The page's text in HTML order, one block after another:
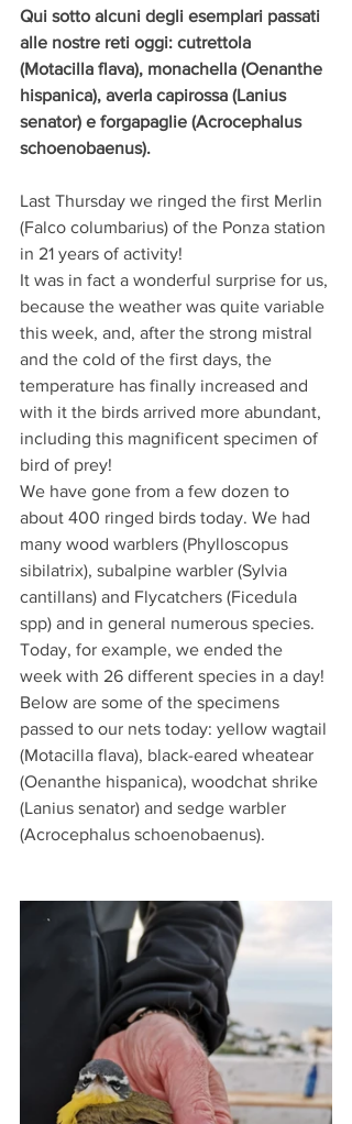
Qui sotto alcuni degli esemplari passati
alle nostre reti oggi: cutrettola
(Motacilla flava), monachella (Oenanthe
hispanica), averla capirossa (Lanius
senator) e forgapaglie (Acrocephalus
schoenobaenus).
Last Thursday we ringed the first Merlin
(Falco columbarius) of the Ponza station
in 21 years of activity!
It was in fact a wonderful surprise for us,
because the weather was quite variable
this week, and, after the strong mistral
and the cold of the first days, the
temperature has finally increased and
with it the birds arrived more abundant,
including this magnificent specimen of
bird of prey!
We have gone from a few dozen to
about 400 ringed birds today. We had
many wood warblers (Phylloscopus
sibilatrix), subalpine warbler (Sylvia
cantillans) and Flycatchers (Ficedula
spp) and in general numerous species.
Today, for example, we ended the
week with 26 different species in a day!
Below are some of the specimens
passed to our nets today: yellow wagtail
(Motacilla flava), black-eared wheatear
(Oenanthe hispanica), woodchat shrike
(Lanius senator) and sedge warbler
(Acrocephalus schoenobaenus).